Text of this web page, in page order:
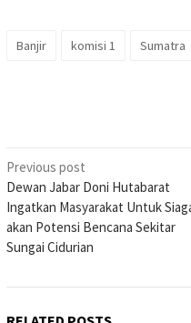
Banjir komisi 1 Sumatra
Post
navigation
Previous post
Dewan Jabar Doni Hutabarat
Ingatkan Masyarakat Untuk
akan Potensi Bencana Sekitar
Sungai Cidurian